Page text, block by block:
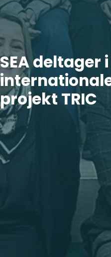
SEA deltager
projekt TRIC